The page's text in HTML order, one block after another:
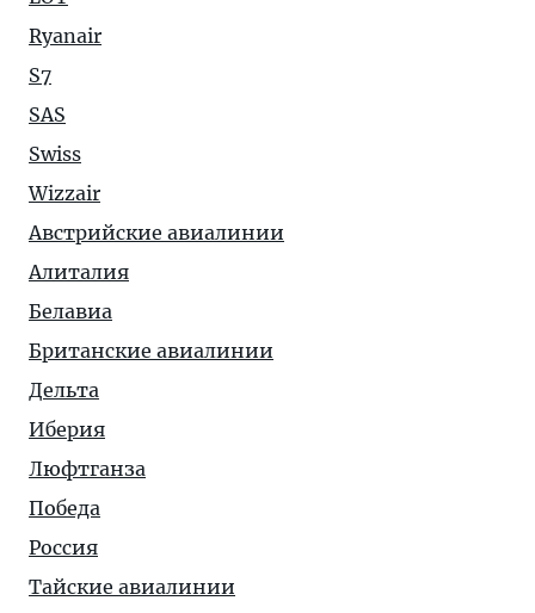
Ryanair
S7
SAS
Swiss
Wizzair
Австрийские авиалинии
Алиталия
Белавиа
Британские авиалинии
Дельта
Иберия
Люфтганза
Победа
Россия
Тайские авиалинии